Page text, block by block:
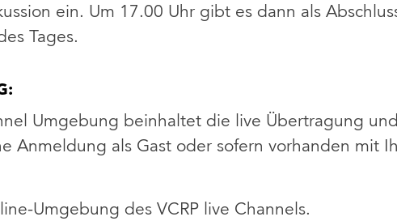
ein. Um 17.00 Uhr gibt es dann als
Tages.
Umgebung beinhaltet die live Übertragung
Anmeldung als Gast oder sofern vorhanden mit
Umgebung des VCRP live Channels.